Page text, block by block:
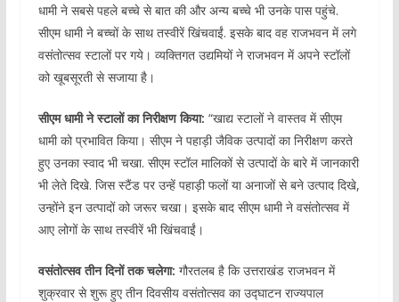
धामी ने सबसे पहले बच्चे से बात की और अन्य बच्चे भी उनके पास पहुंचे.
सीएम धामी ने बच्चों के साथ तस्वीरें खिंचवाईं. इसके बाद वह राजभवन में लगे
वसंतोत्सव स्टालों पर गये। व्यक्तिगत उद्यमियों ने राजभवन में अपने स्टॉलों
को खूबसूरती से सजाया है।
सीएम धामी ने स्टालों का निरीक्षण किया: “खाद्य स्टालों ने वास्तव में सीएम
धामी को प्रभावित किया। सीएम ने पहाड़ी जैविक उत्पादों का निरीक्षण करते
हुए उनका स्वाद भी चखा. सीएम स्टॉल मालिकों से उत्पादों के बारे में जानकारी
भी लेते दिखे. जिस स्टैंड पर उन्हें पहाड़ी फलों या अनाजों से बने उत्पाद दिखे,
उन्होंने इन उत्पादों को जरूर चखा। इसके बाद सीएम धामी ने वसंतोत्सव में
आए लोगों के साथ तस्वीरें भी खिंचवाईं।
वसंतोत्सव तीन दिनों तक चलेगा: गौरतलब है कि उत्तराखंड राजभवन में
शुक्रवार से शुरू हुए तीन दिवसीय वसंतोत्सव का उद्घाटन राज्यपाल